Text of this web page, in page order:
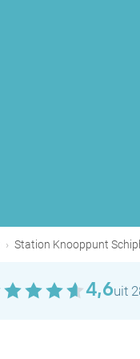
Station Knooppunt
4,6uit